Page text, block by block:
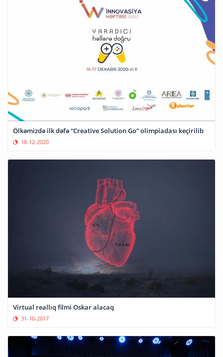
Ölkəmizdə ilk dəfə “Creative Solution Go” olimpiadası keçirilib
18-12-2020
Virtual reallıq filmi Oskar alacaq
31-10-2017